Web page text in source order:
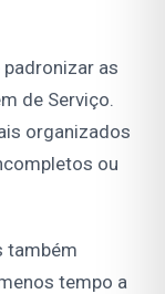
as
de Serviço.
organizados
ou
também
tempo a